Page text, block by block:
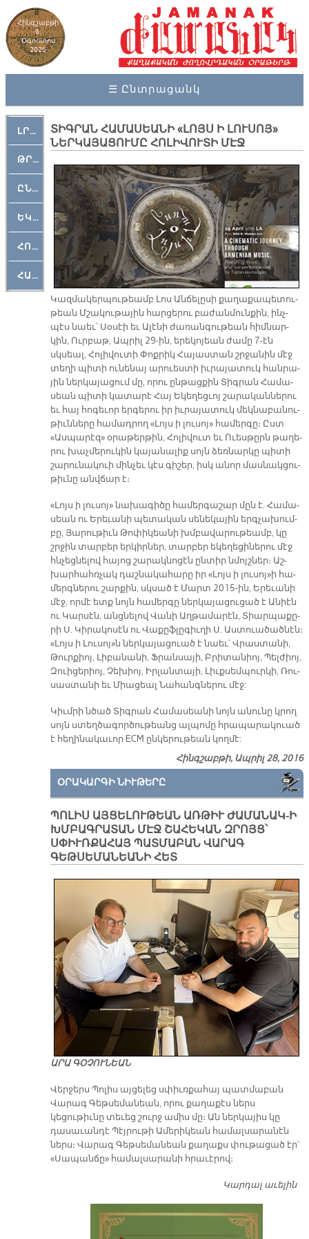
Հինգշաբթի
6,
Օգոստոս
2026
☰ Ընտրացանկ
ԼՐԱՀՈՍ
ԹՐՔԱՀԱՅ ԿԵԱՆՔ
ԸՆԿԵՐԱՄՇԱԿՈՒԹԱՅԻՆ
ԵԿԵՂԵՑԱԿԱՆ
ՀՈԳԵՄՏԱՒՈՐ
ՀԱՐԹԱԿ
ՏԻԳՐԱՆ ՀԱՄԱՍԵԱՆԻ «ԼՈՅՍ Ի ԼՈՒՍՈՅ»
ՆԵՐԿԱՅԱՑՈՒՄԸ ՀՈԼԻՎՈՒՏԻ ՄԷՋ
Կազ­մա­կեր­պու­թեամբ Լոս Ան­ճե­լը­սի քա­ղա­քա­պե­տու­
թեան Մշա­կու­թա­յին հար­ցե­րու բա­ժան­մուն­քին, ինչ­
պէս նաեւ՝ Սօ­սէի եւ Ա­լէ­նի ժա­ռան­գու­թեան հիմ­նար­
կին, Ուր­բաթ, Ապ­րիլ 29-ին, ե­րե­կո­յեան ժա­մը 7-էն
սկսեալ, Հո­լի­վու­տի Փոք­րիկ Հա­յաս­տան շրջա­նին մէջ
տե­ղի պի­տի ու­նե­նայ ա­րուես­տի իւ­րա­յա­տուկ հան­րա­
յին ներ­կա­յա­ցում մը, ո­րու ըն­թաց­քին Տիգ­րան Հա­մա­
սեան պի­տի կա­տա­րէ Հայ Ե­կե­ղեց­ւոյ շա­րա­կան­նե­րու
եւ հայ հո­գե­ւոր եր­գե­րու իր իւ­րա­յա­տուկ մեկ­նա­բա­նու­
թիւն­նե­րը հա­մադ­րող «Լոյս ի լու­սոյ» հա­մեր­գը։ Ըստ
«Աս­պա­րէզ» օ­րա­թեր­թին, Հո­լի­վուտ եւ Ո­ւես­թըրն թա­ղե­
րու խաչ­մե­րու­կին կա­յա­նա­լիք սոյն ձեռ­նար­կը պի­տի
շա­րու­նա­կուի մին­չեւ կէս գի­շեր, իսկ ա­նոր մաս­նակ­ցու­
թիւ­նը անվ­ճար է։
«Լոյս ի լու­սոյ» նա­խա­գի­ծը հա­մեր­գա­շար մըն է. Հա­մա­
սեան ու Ե­րե­ւա­նի պե­տա­կան սե­նե­կա­յին երգ­չա­խում­
բը, Յա­րու­թիւն Թոփի­կեա­նի խմբա­վա­րու­թեամբ, կը
շրջին տար­բեր եր­կիր­ներ, տար­բեր ե­կե­ղե­ցի­նե­րու մէջ
հնչեց­նե­լով հա­յոց շա­րակ­նո­ցէն ըն­տիր նմոյշ­ներ։ Աշ­
խար­հահռ­չակ դաշ­նա­կա­հա­րը իր «Լոյս ի լու­սոյ»ի հա­
մերգ­նե­րու շար­քին, սկսած է Մարտ 2015-ին, Ե­րե­ւա­նի
մէջ, որ­մէ ետք նոյն հա­մեր­գը ներ­կա­յա­ցուցած է Ա­նիէն
ու Կար­սէն, անց­նե­լով Վա­նի Աղ­թա­մա­րէն, Տի­ար­պա­քը­
րի Ս. Կի­րա­կո­սէն ու Վա­քըֆ­լը­գիւ­ղի Ս. Աս­տուա­ծած­նէն։
«Լոյս ի Լուսոյ»ն ներկայացուած է նաեւ՝ Վրաս­տա­նի,
Թուր­քիոյ, Լի­բա­նա­նի, Ֆրան­սա­յի, Բրի­տա­նիոյ, Պել­ժիոյ,
Զուի­ցե­րիոյ, Չե­խիոյ, Իր­լան­տա­յի, Լիւք­սեմ­պուր­կի, Ռու­
սաս­տա­նի եւ Միա­ցեալ Նա­հանգ­նե­րու մէջ:
Կիւմրի նծած Տիգրան Համասեանի նոյն ա­նու­նը կրող
սոյն ստեղ­ծա­գոր­ծու­թեանց ալ­պո­մը հրա­պա­րա­կուած
է հե­ղի­նա­կա­ւոր ECM ըն­կե­րու­թեան կող­մէ:
Հինգշաբթի, Ապրիլ 28, 2016
ՕՐԱԿԱՐԳԻ ՆԻՒԹԵՐԸ
ՊՈԼԻՍ ԱՅՑԵԼՈՒԹԵԱՆ ԱՌԹԻՒ ԺԱՄԱՆԱԿ-Ի
ԽՄԲԱԳՐԱՏԱՆ ՄԷՋ ՇԱՀԵԿԱՆ ԶՐՈՅՑ՝
ՍՓԻՒՌՔԱՀԱՅ ՊԱՏՄԱԲԱՆ ՎԱՐԱԳ
ԳԵԹՍԵՄԱՆԵԱՆԻ ՀԵՏ
ԱՐԱ ԳՕՉՈՒՆԵԱՆ
Վերջերս Պոլիս այցելեց սփիւռքահայ պատմաբան
Վարագ Գեթսեմանեան, որու քաղաքէս ներս
կեցութիւնը տեւեց շուրջ ամիս մը։ Ան ներկայիս կը
դասաւանդէ Պէյրութի Ամերիկեան համալսարանէն
ներս։ Վարագ Գեթսեմանեան քաղաքս փութացած էր՝
«Սապանճը» համալսարանի հրաւէրով։
Կարդալ աւելին